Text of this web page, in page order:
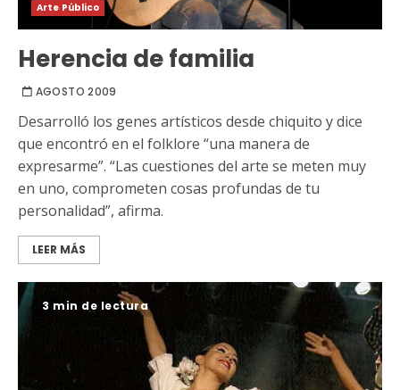
Arte Público
Herencia de familia
AGOSTO 2009
Desarrolló los genes artísticos desde chiquito y dice
que encontró en el folklore “una manera de
expresarme”. “Las cuestiones del arte se meten muy
en uno, comprometen cosas profundas de tu
personalidad”, afirma.
LEER MÁS
3 min de lectura